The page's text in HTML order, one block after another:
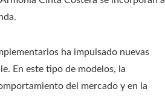
ha impulsado nuevas
En este tipo de modelos, la
del mercado y en la